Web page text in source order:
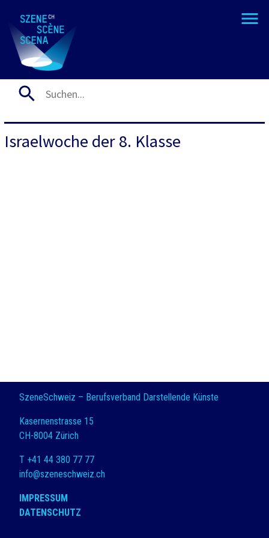
Israelwoche der 8. Klasse
SzeneSchweiz – Berufsverband Darstellende Künste
Kasernenstrasse 15
CH-8004 Zürich
T +41 44 380 77 77
info@szeneschweiz.ch
IMPRESSUM
DATENSCHUTZ